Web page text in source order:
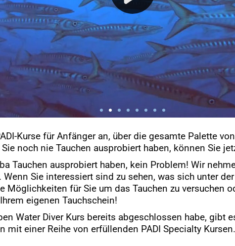
Kurse für Anfänger an, über die gesamte Palette
noch nie Tauchen ausprobiert haben, können Sie
Tauchen ausprobiert haben, kein Problem! Wir
Wenn Sie interessiert sind zu sehen, was sich unter
Möglichkeiten für Sie um das Tauchen zu versuchen
eigenen Tauchschein!
Water Diver Kurs bereits abgeschlossen habe, gibt
mit einer Reihe von erfüllenden PADI Specialty Kursen.